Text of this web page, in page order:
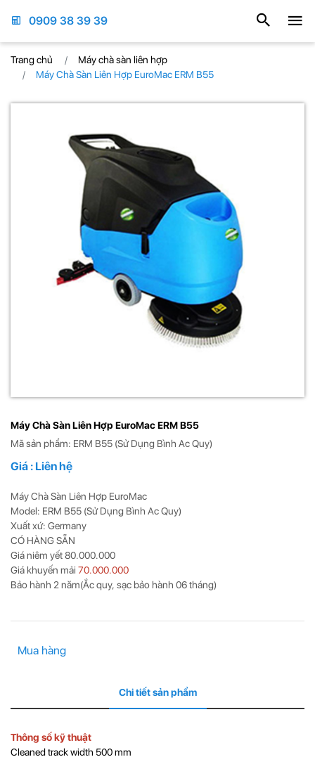
0909 38 39 39
Trang chủ
Máy chà sàn liên hợp
Máy Chà Sàn Liên Hợp EuroMac ERM B55
Máy Chà Sàn Liên Hợp EuroMac ERM B55
Mã sản phẩm: ERM B55 (Sử Dụng Bình Ac Quy)
Giá : Liên hệ
Máy Chà Sàn Liên Hợp EuroMac
Model: ERM B55 (Sử Dụng Bình Ac Quy)
Xuất xứ: Germany
CÓ HÀNG SẴN
Giá niêm yết 80.000.000
Giá khuyến mải 70.000.000
Bảo hành 2 năm(Ắc quy, sạc bảo hành 06 tháng)
Mua hàng
Chi tiết sản phẩm
Thông số kỹ thuật
Cleaned track width 500 mm